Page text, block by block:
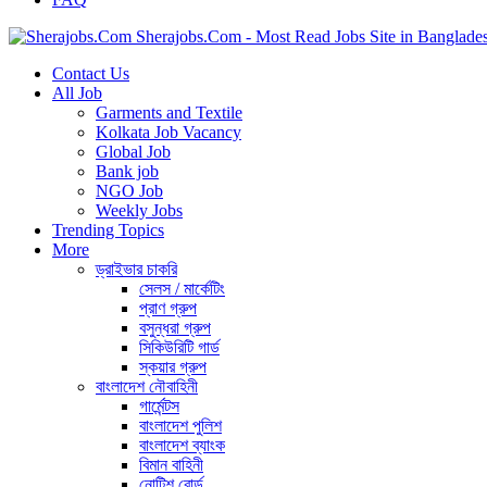
Sherajobs.Com - Most Read Jobs Site in
Contact Us
All Job
Garments and Textile
Kolkata Job Vacancy
Global Job
Bank job
NGO Job
Weekly Jobs
Trending Topics
More
ড্রাইভার চাকরি
সেলস / মার্কেটিং
প্রাণ গ্রুপ
বসুন্ধরা গ্রুপ
সিকিউরিটি গার্ড
স্কয়ার গ্রুপ
বাংলাদেশ নৌবাহিনী
গার্মেন্টস
বাংলাদেশ পুলিশ
বাংলাদেশ ব্যাংক
বিমান বাহিনী